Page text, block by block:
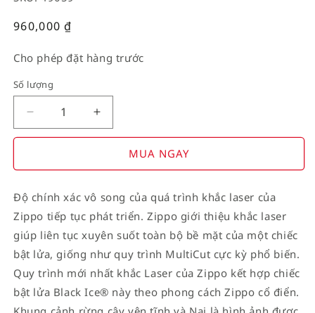
Giá
960,000₫
Cho phép đặt hàng trước
Số lượng
Decrease
quantity
American
on
Flag
Increase
quantity
American
on
Flag
MUA NGAY
Độ chính xác vô song của quá trình khắc laser của
Zippo tiếp tục phát triển. Zippo giới thiệu khắc laser
giúp liên tục xuyên suốt toàn bộ bề mặt của một chiếc
bật lửa, giống như quy trình MultiCut cực kỳ phổ biến.
Quy trình mới nhất khắc Laser của Zippo kết hợp chiếc
bật lửa Black Ice® này theo phong cách Zippo cổ điển.